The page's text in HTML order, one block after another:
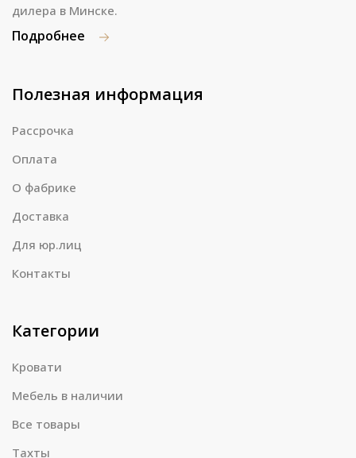
дилера в Минске.
Подробнее
Полезная информация
Рассрочка
Оплата
О фабрике
Доставка
Для юр.лиц
Контакты
Категории
Кровати
Мебель в наличии
Все товары
Тахты